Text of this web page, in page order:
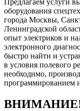
оборудования
города Москвы,
Ленинградской
опыт электриков и
электронного
быстро найти и
в условия полевого
необходимо,
программированием